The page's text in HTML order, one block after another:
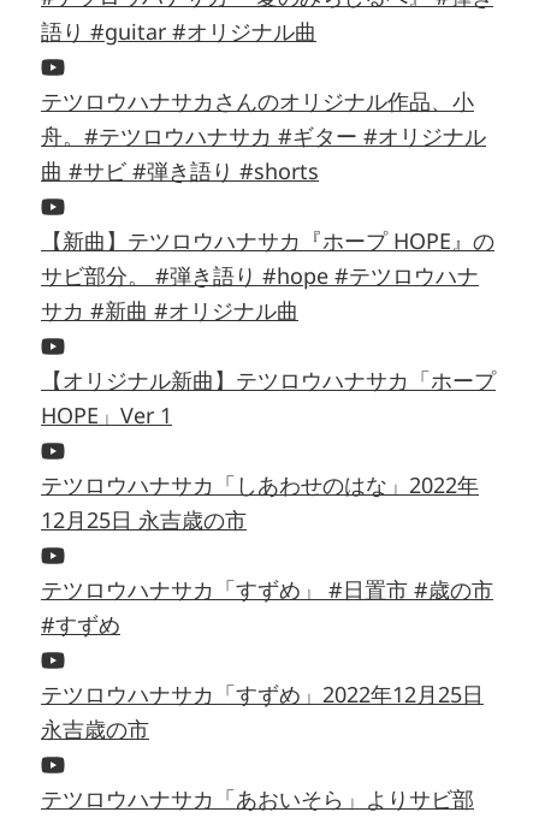
語り #guitar #オリジナル曲
テツロウハナサカさんのオリジナル作品、小
舟。#テツロウハナサカ #ギター #オリジナル
曲 #サビ #弾き語り #shorts
【新曲】テツロウハナサカ『ホープ HOPE』の
サビ部分。 #弾き語り #hope #テツロウハナ
サカ #新曲 #オリジナル曲
【オリジナル新曲】テツロウハナサカ「ホープ
HOPE」Ver 1
テツロウハナサカ「しあわせのはな」2022年
12月25日 永吉歳の市
テツロウハナサカ「すずめ」 #日置市 #歳の市
#すずめ
テツロウハナサカ「すずめ」2022年12月25日
永吉歳の市
テツロウハナサカ「あおいそら」よりサビ部